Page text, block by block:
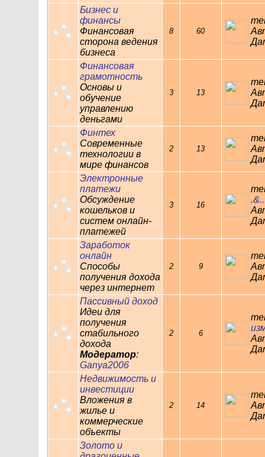
Бизнес и
финансы
Финансовая
сторона ведения
бизнеса
8 60
Финансовая
грамотность
Основы и
обучение
управлению
деньгами
3 13
Финтех
Современные
технологии в
мире финансов
2 13
Электронные
платежи
Обсуждение
кошельков и
систем онлайн-
платежей
3 16
Заработок
онлайн
Способы
получения дохода
через интернет
2 9
Пассивный доход
Идеи для
получения
стабильного
дохода
Модератор:
Ganya2006
2 6
Недвижимость и
инвестиции
Вложения в
жилье и
коммерческие
объекты
2 14
Золото и